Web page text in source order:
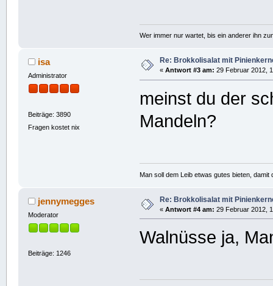
Wer immer nur wartet, bis ein anderer ihn
isa
Administrator
Beiträge: 3890
Fragen kostet nix
Re: Brokkolisalat mit
« Antwort #3 am: 29 Februar 2012,
meinst du der
Mandeln?
Man soll dem Leib etwas gutes bieten,
jennymegges
Moderator
Beiträge: 1246
Re: Brokkolisalat mit
« Antwort #4 am: 29 Februar 2012,
Walnüsse ja,